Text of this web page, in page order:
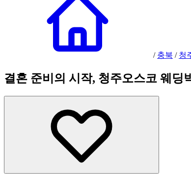
/ 충북 / 청
결혼 준비의 시작, 청주오스코 웨딩